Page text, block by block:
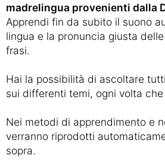
madrelingua provenienti dalla
Apprendi fin da subito il suono
lingua e la pronuncia giusta
frasi.
Hai la possibilità di ascoltare
sui differenti temi, ogni volta che
Nei metodi di apprendimento e
verranno riprodotti
sopra.